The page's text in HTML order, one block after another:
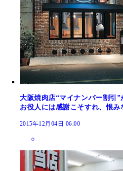
大阪焼肉店“マイナンバー割引
お役人には感謝こそすれ、恨み
2015年12月04日 06:00